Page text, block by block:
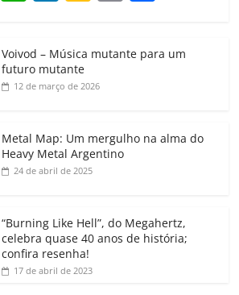
ai at
s
A
p
k
e
dI
gl
e
a
ss
o
m
y
k
p
h
Voivod – Música mutante para um
futuro mutante
12 de março de 2026
Metal Map: Um mergulho na alma do
Heavy Metal Argentino
24 de abril de 2025
“Burning Like Hell”, do Megahertz,
celebra quase 40 anos de história;
confira resenha!
17 de abril de 2023